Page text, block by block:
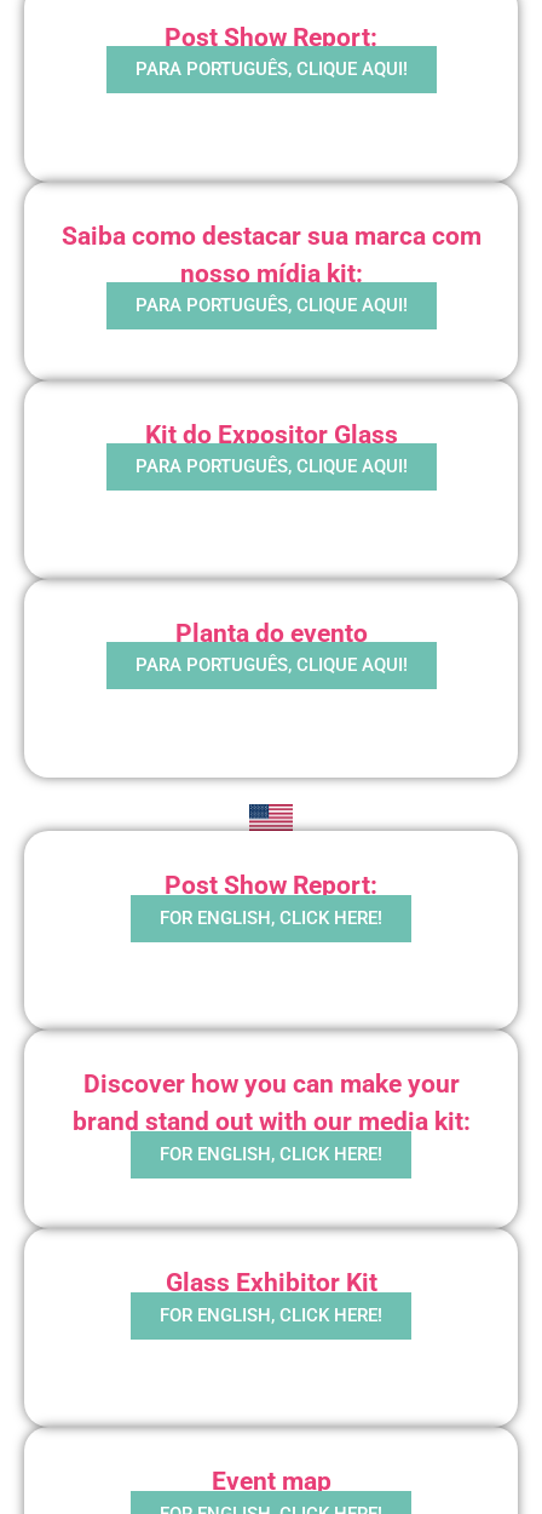
Post Show Report:
PARA PORTUGUÊS, CLIQUE AQUI!
Saiba como destacar sua marca com
nosso mídia kit:
PARA PORTUGUÊS, CLIQUE AQUI!
Kit do Expositor Glass
PARA PORTUGUÊS, CLIQUE AQUI!
Planta do evento
PARA PORTUGUÊS, CLIQUE AQUI!
Post Show Report:
FOR ENGLISH, CLICK HERE!
Discover how you can make your
brand stand out with our media kit:
FOR ENGLISH, CLICK HERE!
Glass Exhibitor Kit
FOR ENGLISH, CLICK HERE!
Event map